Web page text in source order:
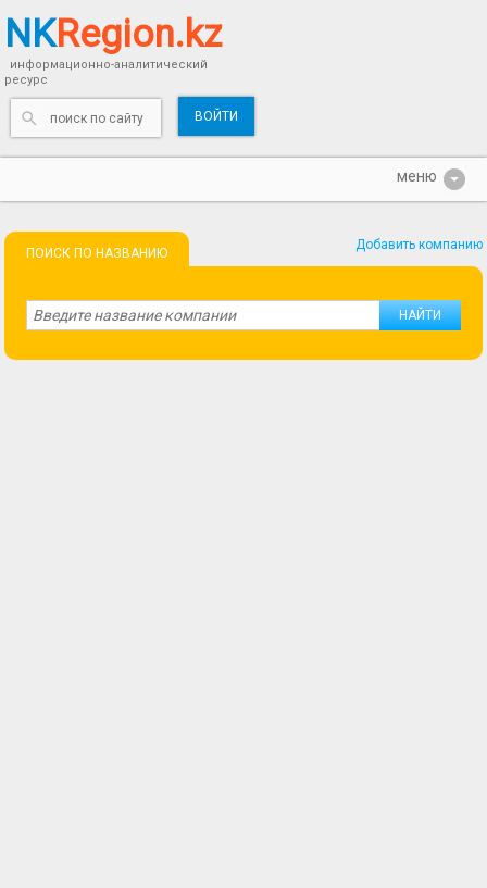
NKRegion.kz
информационно-аналитический
ресурс
ВОЙТИ
ПОИСК ПО НАЗВАНИЮ
Добавить компанию